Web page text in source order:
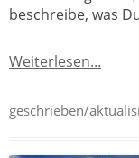
beschreibe, was
Weiterlesen...
geschrieben/